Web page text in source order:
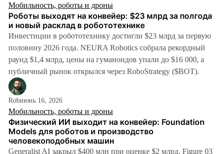
Мобильность, роботы и дроны
Роботы выходят на конвейер: $23 млрд за полгода
и новый расклад в робототехнике
Инвестиции в робототехнику достигли $23 млрд за первую
половину 2026 года. NEURA Robotics собрала рекордный
раунд $1,4 млрд, цены на гуманоидов упали до $16 000, а
публичный рынок открылся через RoboStrategy ($BOT).
Robиюнь 16, 2026
Мобильность, роботы и дроны
Физический ИИ выходит на конвейер: Foundation
Models для роботов и производство
человекоподобных машин
Generalist AI закрыл $400 млн при оценке $2 млрд, Figure 03